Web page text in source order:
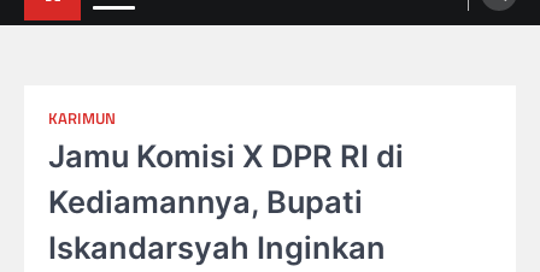
KARIMUN
Jamu Komisi X DPR RI di
Kediamannya, Bupati
Iskandarsyah Inginkan